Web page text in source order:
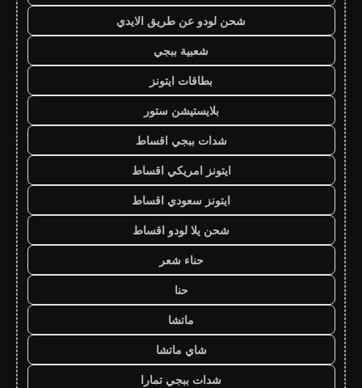
شحن لودو عن طريق الايدي
شعبية ببجي
بطاقات ايتونز
بلايستيشن ستور
شدات ببجي اقساط
ايتونز امريكي اقساط
ايتونز سعودي اقساط
شحن يلا لودو اقساط
حناء شعر
حنا
ماتشا
شاي ماتشا
شدات ببجي تمارا